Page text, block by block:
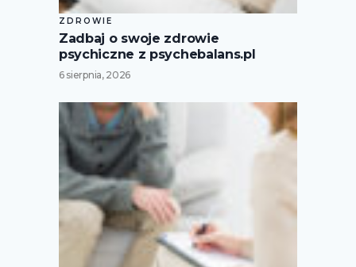
ZDROWIE
Zadbaj o swoje zdrowie
psychiczne z psychebalans.pl
6 sierpnia, 2026